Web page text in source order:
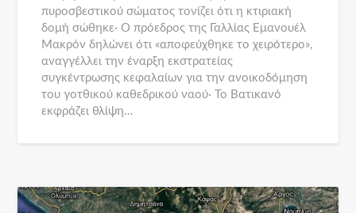
πυροσβεστικού σώματος τονίζει ότι η κτιριακή
δομή σώθηκε· Ο πρόεδρος της Γαλλίας Εμανουέλ
Μακρόν δηλώνει ότι «αποφεύχθηκε το χειρότερο»,
αναγγέλλει την έναρξη εκστρατείας
συγκέντρωσης κεφαλαίων για την ανοικοδόμηση
του γοτθικού καθεδρικού ναού· Το Βατικανό
εκφράζει θλίψη…